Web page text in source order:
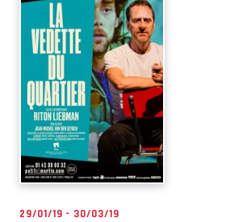
29/01/19 - 30/03/19